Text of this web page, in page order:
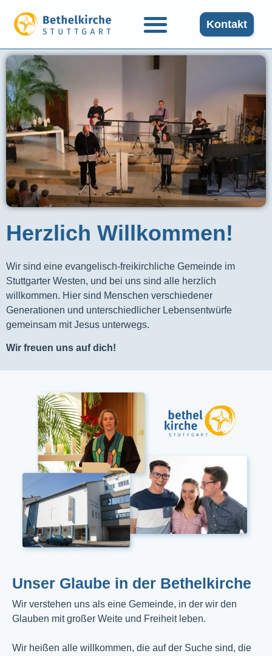
Kontakt
Herzlich Willkommen!
Wir sind eine evangelisch-freikirchliche Gemeinde im
Stuttgarter Westen, und bei uns sind alle herzlich
willkommen. Hier sind Menschen verschiedener
Generationen und unterschiedlicher Lebensentwürfe
gemeinsam mit Jesus unterwegs.
Wir freuen uns auf dich!
Unser Glaube in der Bethelkirche
Wir verstehen uns als eine Gemeinde, in der wir den
Glauben mit großer Weite und Freiheit leben.
Wir heißen alle willkommen, die auf der Suche sind, die